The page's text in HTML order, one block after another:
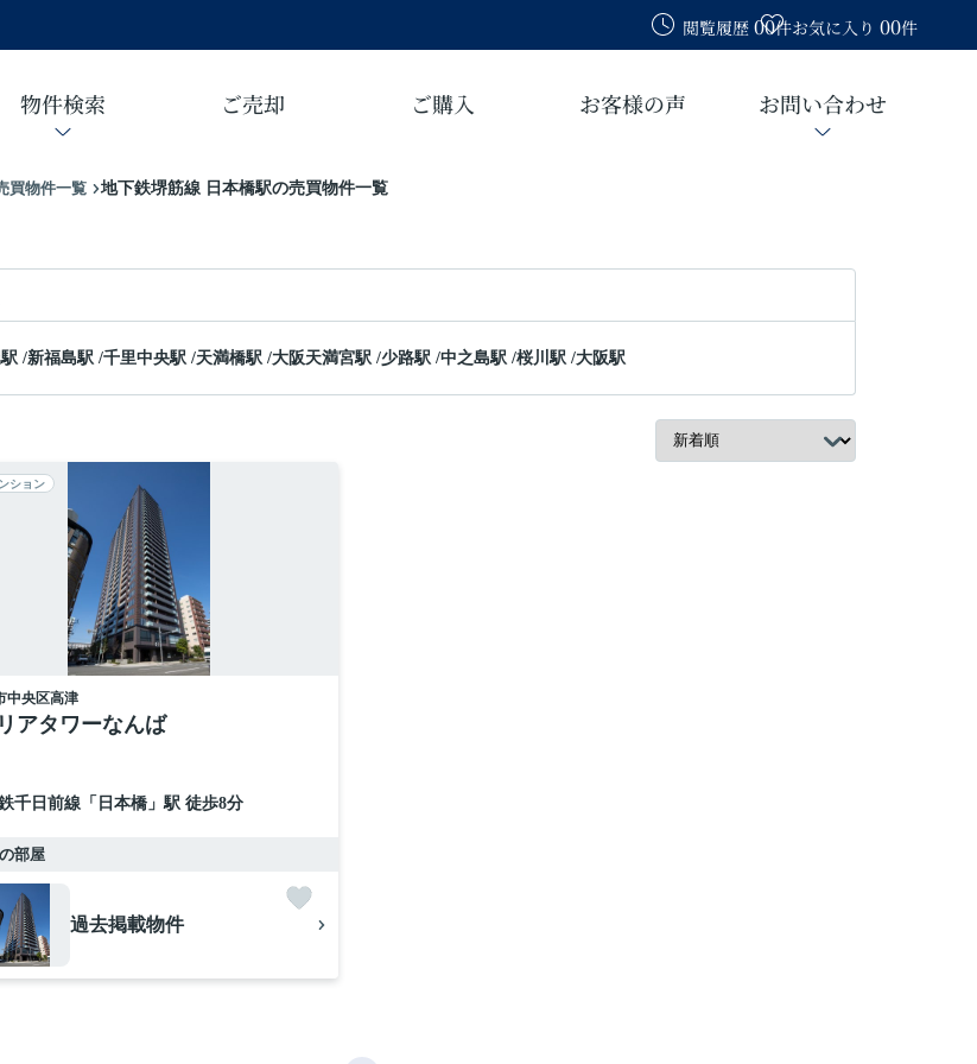
閲覧履歴 00件お気に入り 00件
物件検索 ご売却 ご購入 お客様の声 お問い合わせ
買物件一覧 地下鉄堺筋線 日本橋駅の売買物件一覧
/新福島駅 /千里中央駅 /天満橋駅 /大阪天満宮駅 /少路駅 /中之島駅 /桜川駅 /大阪駅
ション
中央区高津
アタワーなんば
千日前線「 日本橋」駅 徒歩8分
部屋
過去掲載物件